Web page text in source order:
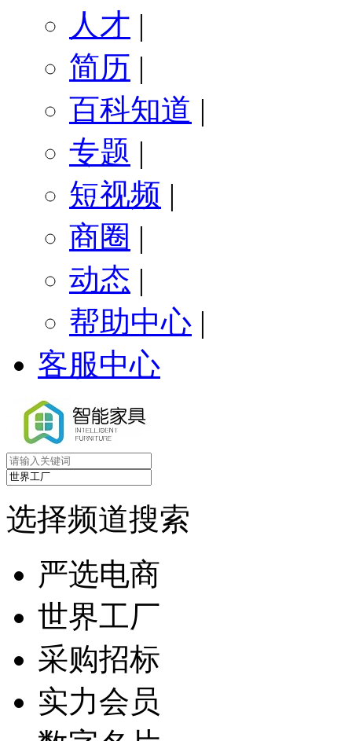
人才 |
简历 |
百科知道 |
专题 |
短视频 |
商圈 |
动态 |
帮助中心 |
客服中心
选择频道搜索
严选电商
世界工厂
采购招标
实力会员